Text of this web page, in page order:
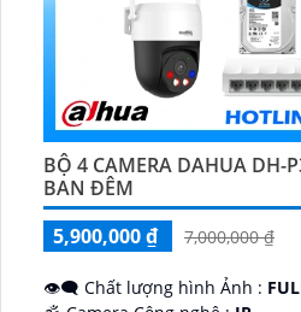
BỘ 4 CAMERA DAHUA DH-
BAN ĐÊM
5,900,000 ₫
7,000,000 ₫
👁️‍🗨 Chất lượng hình Ảnh :